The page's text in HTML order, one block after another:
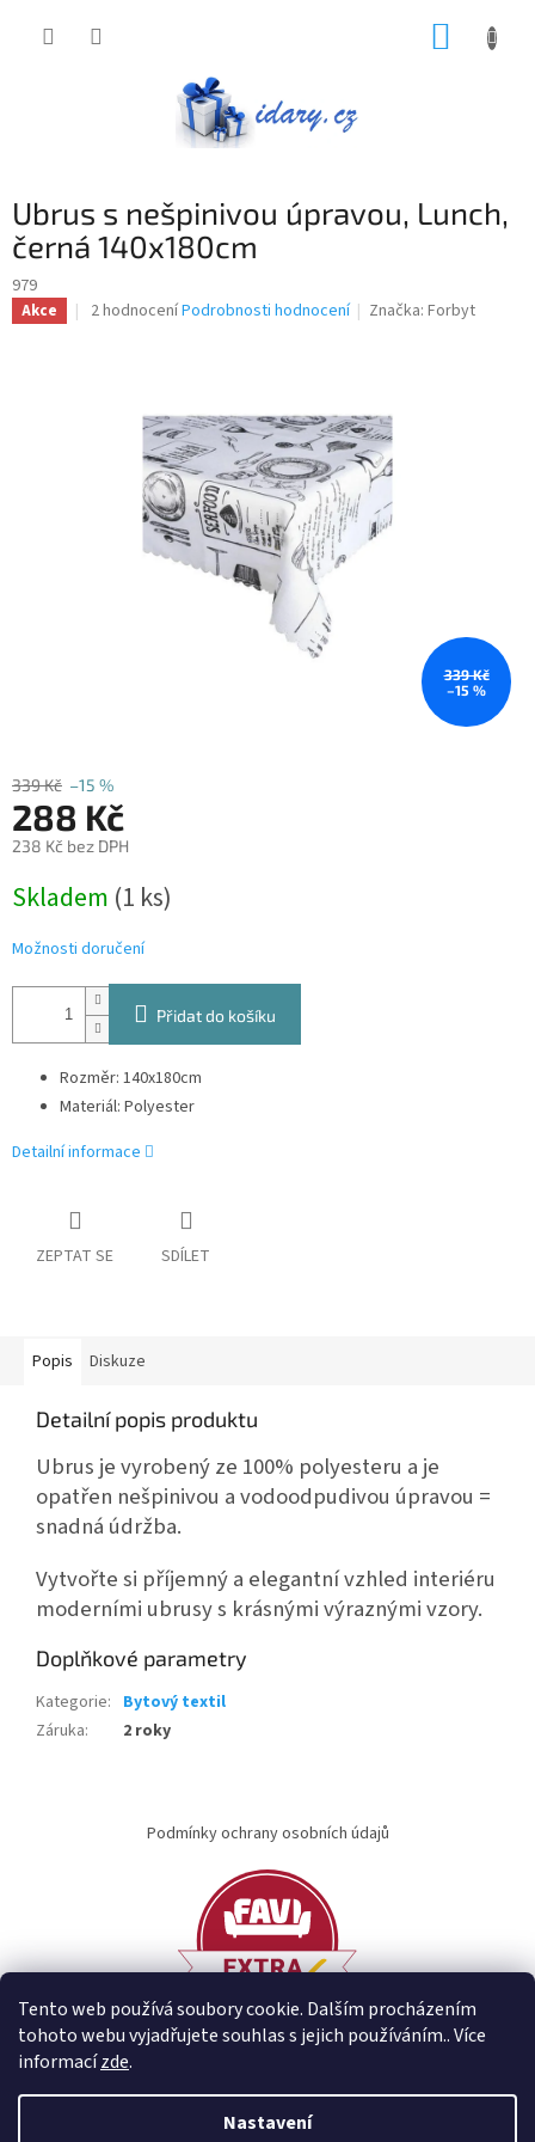
Tento web používá soubory cookie. Dalším procházením
tohoto webu vyjadřujete souhlas s jejich používáním.. Více
informacízde.
Nastavení
Ubrus s nešpinivou úpravou, Lunch,
černá 140x180cm
979
Akce
Průměrné
hvězdiček.
2 hodnoceníPodrobnosti hodnocení Značka:Forbyt
339 Kč
–15 %
339 Kč –15 %
288 Kč
238 Kč bez DPH
cena:
Skladem (1 ks)
Možnosti doručení
Přidat do košíku
Rozměr: 140x180cm
Materiál: Polyester
Detailní informace
ZEPTAT SE SDÍLET
Popis Diskuze
Detailní popis produktu
Ubrus je vyrobený ze 100% polyesteru a je
opatřen nešpinivou a vodoodpudivou úpravou =
snadná údržba.
Vytvořte si příjemný a elegantní vzhled interiéru
moderními ubrusy s krásnými výraznými vzory.
Doplňkové parametry
Kategorie: Bytový textil
Záruka: 2 roky
Podmínky ochrany osobních údajů